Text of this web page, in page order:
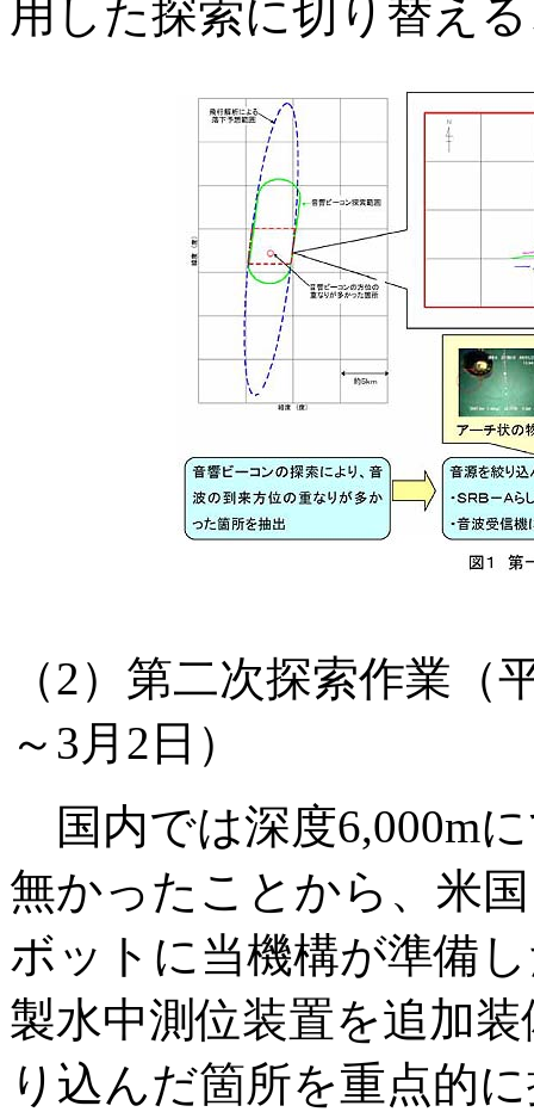
用した探索に切り替え
（2）第二次探索作業（
～3月2日）
国内では深度6,000m
無かったことから、米
ボットに当機構が準備
製水中測位装置を追加
り込んだ箇所を重点的